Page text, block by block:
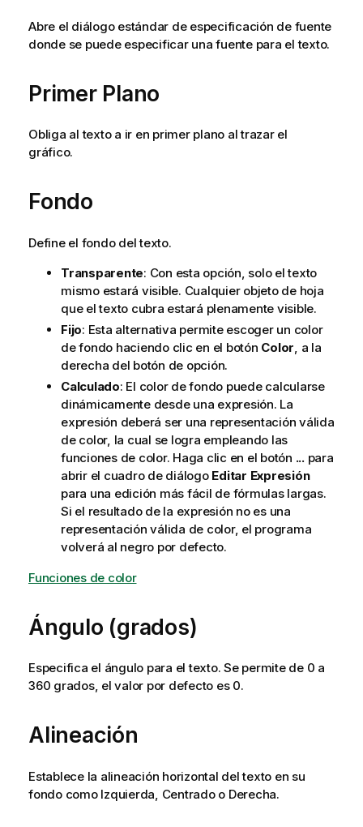
Abre el diálogo estándar de especificación de fuente
donde se puede especificar una fuente para el texto.
Primer Plano
Obliga al texto a ir en primer plano al trazar el
gráfico.
Fondo
Define el fondo del texto.
Transparente: Con esta opción, solo el texto
mismo estará visible. Cualquier objeto de hoja
que el texto cubra estará plenamente visible.
Fijo: Esta alternativa permite escoger un color
de fondo haciendo clic en el botón Color , a la
derecha del botón de opción.
Calculado: El color de fondo puede calcularse
dinámicamente desde una expresión. La
expresión deberá ser una representación válida
de color, la cual se logra empleando las
funciones de color. Haga clic en el botón ...para
abrir el cuadro de diálogo Editar Expresión
para una edición más fácil de fórmulas largas.
Si el resultado de la expresión no es una
representación válida de color, el programa
volverá al negro por defecto.
Funciones de color
Ángulo (grados)
Especifica el ángulo para el texto. Se permite de 0 a
360 grados, el valor por defecto es 0.
Alineación
Establece la alineación horizontal del texto en su
fondo como Izquierda, Centrado o Derecha.